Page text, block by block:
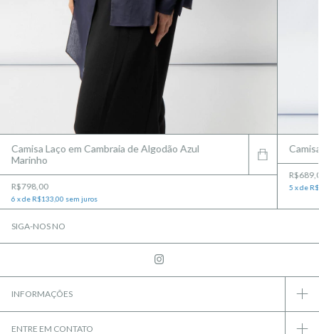
Camisa Laço em Cambraia de Algodão Azul
Marinho
R$798,00
6 xdeR$133,00 sem juros
5 xde
SIGA-NOS NO
INFORMAÇÕES
ENTRE EM CONTATO